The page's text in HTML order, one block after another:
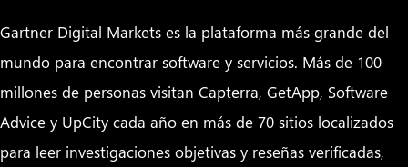
Gartner Digital Markets es la plataforma más grande del
mundo para encontrar software y servicios. Más de 100
millones de personas visitan Capterra, GetApp, Software
Advice y UpCity cada año en más de 70 sitios localizados
para leer investigaciones objetivas y reseñas verificadas,